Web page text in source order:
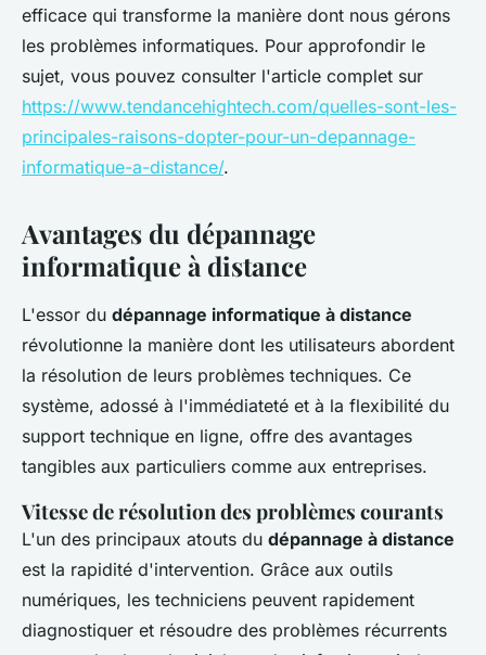
efficace qui transforme la manière dont nous gérons
les problèmes informatiques. Pour approfondir le
sujet, vous pouvez consulter l'article complet sur
https://www.tendancehightech.com/quelles-sont-les-
principales-raisons-dopter-pour-un-depannage-
informatique-a-distance/.
Avantages du dépannage
informatique à distance
L'essor du dépannage informatique à distance
révolutionne la manière dont les utilisateurs abordent
la résolution de leurs problèmes techniques. Ce
système, adossé à l'immédiateté et à la flexibilité du
support technique en ligne, offre des avantages
tangibles aux particuliers comme aux entreprises.
Vitesse de résolution des problèmes courants
L'un des principaux atouts du dépannage à distance
est la rapidité d'intervention. Grâce aux outils
numériques, les techniciens peuvent rapidement
diagnostiquer et résoudre des problèmes récurrents